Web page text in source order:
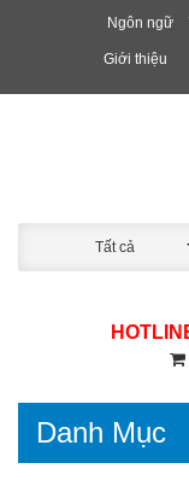
Ngôn ngữ
Giới thiệu
Tất cả
Danh Mục